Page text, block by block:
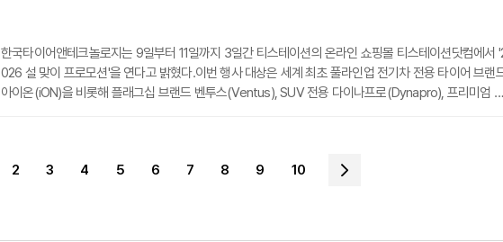
한국타이어앤테크놀로지는 9일부터 11일까지 3일간 티스테이션의 온라인 쇼핑몰 티스테이션닷컴에서
026 설 맞이 프로모션'을 연다고 밝혔다.이번 행사 대상은 세계 최초 풀라인업 전기차 전용 타이어 브랜
아이온(iON)을 비롯해 플래그십 브랜드 벤투스(Ventus), SUV 전용 다이나프로(Dynapro), 프리미엄 올
급해준다.라이브커
2 3 4 5 6 7 8 9 10